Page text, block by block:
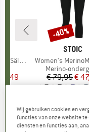
II Tank
prijs
MERK
STOIC
Artikel
Women's MerinoMesh150 SadjemSt.
Productgroep
Merino-
Prijs
€ 79,95€
Korting
-40%
Wij gebruiken cookies en
functies van onze website te
diensten en functies aan,